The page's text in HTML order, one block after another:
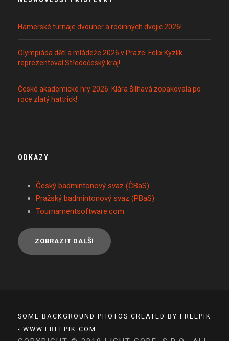
Hamerské turnaje dvouher a rodinných dvojic 2026!
Olympiáda dětí a mládeže 2026 v Praze: Felix Kyzlík
reprezentoval Středočeský kraj!
České akademické hry 2026: Klára Šilhavá zopakovala po
roce zlatý hattrick!
ODKAZY
Český badmintonový svaz (ČBaS)
Pražský badmintonový svaz (PBaS)
Tournamentsoftware.com
ZOBRAZIT DALŠÍ
SOME BACKGROUND PHOTOS CREATED BY FREEPIK
- WWW.FREEPIK.COM